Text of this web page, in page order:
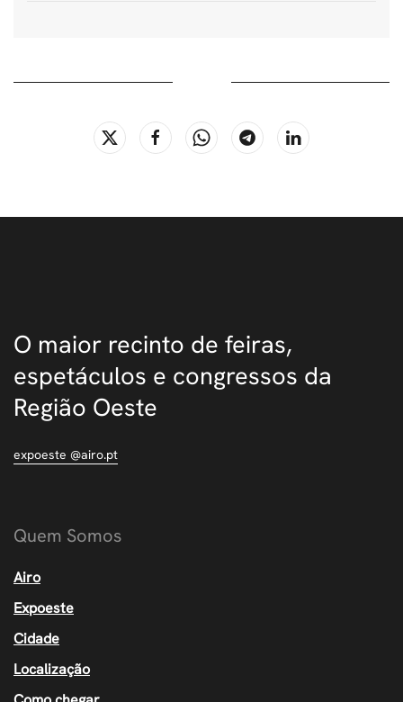
O maior recinto de feiras,
espetáculos e congressos da
Região Oeste
expoeste @airo.pt
Quem Somos
Airo
Expoeste
Cidade
Localização